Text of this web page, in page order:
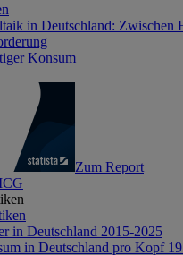
in Deutschland: Zwischen
Konsum
Zum Report
in Deutschland 2015-2025
in Deutschland pro Kopf